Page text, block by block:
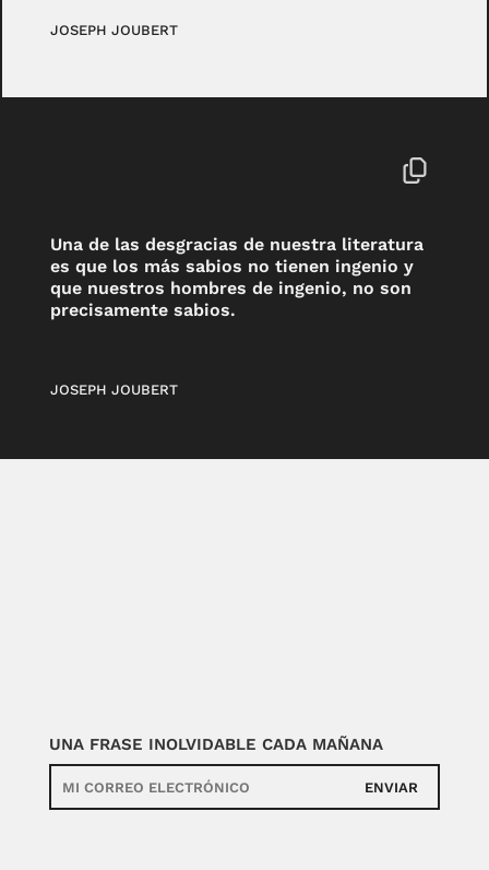
JOSEPH JOUBERT
Una de las desgracias de nuestra literatura
es que los más sabios no tienen ingenio y
que nuestros hombres de ingenio, no son
precisamente sabios.
JOSEPH JOUBERT
UNA FRASE INOLVIDABLE CADA MAÑANA
ENVIAR